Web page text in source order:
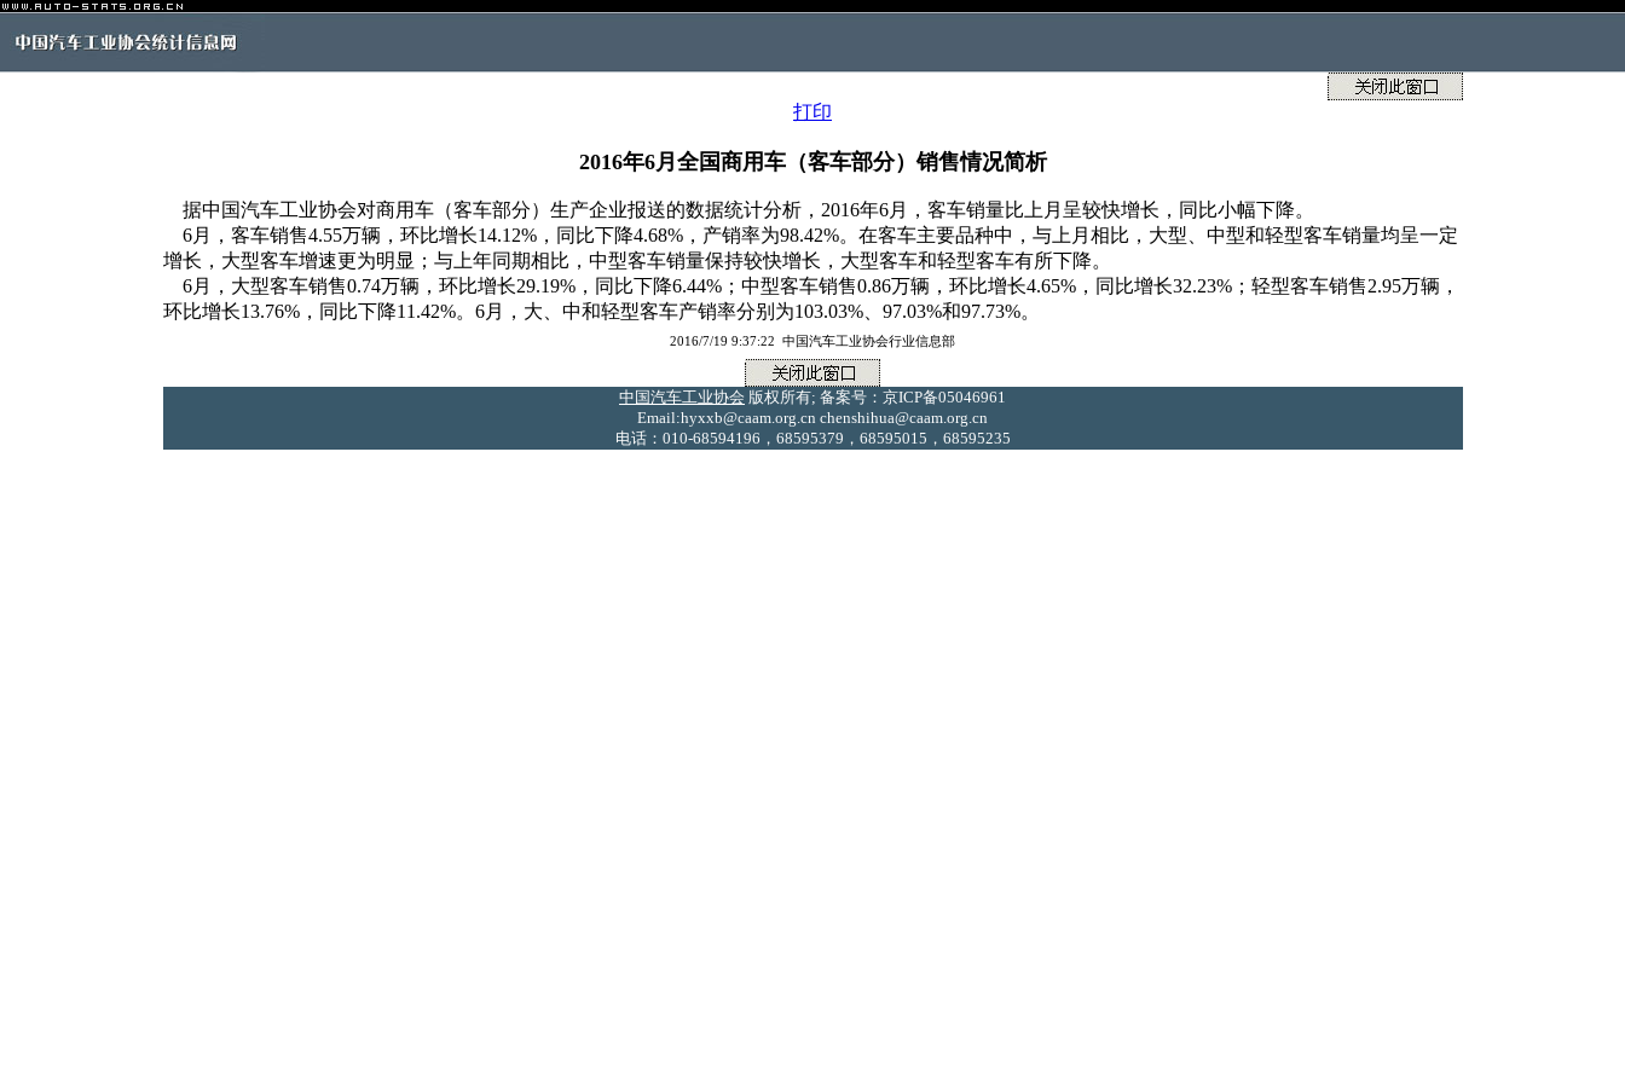
打印
2016年6月全国商用车（客车部分）销售情况简析
据中国汽车工业协会对商用车（客车部分）生产企业报送的数据统计分析，2016年6月，客车销量比上月呈较快增长，同比小幅下降。
6月，客车销售4.55万辆，环比增长14.12%，同比下降4.68%，产销率为98.42%。在客车主要品种中，与上月相比，大型、中型和轻型客车销量均呈一定
增长，大型客车增速更为明显；与上年同期相比，中型客车销量保持较快增长，大型客车和轻型客车有所下降。
6月，大型客车销售0.74万辆，环比增长29.19%，同比下降6.44%；中型客车销售0.86万辆，环比增长4.65%，同比增长32.23%；轻型客车销售2.95万辆，
环比增长13.76%，同比下降11.42%。6月，大、中和轻型客车产销率分别为103.03%、97.03%和97.73%。
2016/7/19 9:37:22 中国汽车工业协会行业信息部
中国汽车工业协会 版权所有; 备案号：京ICP备05046961
Email:hyxxb@caam.org.cn chenshihua@caam.org.cn
电话：010-68594196，68595379，68595015，68595235